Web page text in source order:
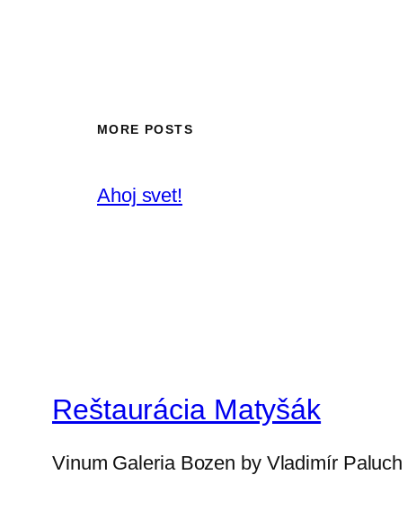
MORE POSTS
Ahoj svet!
Reštaurácia Matyšák
Vinum Galeria Bozen by Vladimír Paluch